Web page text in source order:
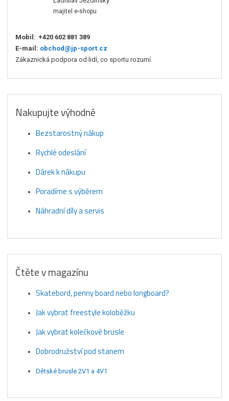
majitel e-shopu
Mobil: +420 602 881 389
E-mail: obchod@jp-sport.cz
Zákaznická podpora od lidí, co sportu rozumí.
Nakupujte výhodně
Bezstarostný nákup
Rychlé odeslání
Dárek k nákupu
Poradíme s výběrem
Náhradní díly a servis
Čtěte v magazínu
Skatebord, penny board nebo longboard?
Jak vybrat freestyle koloběžku
Jak vybrat kolečkové brusle
Dobrodružství pod stanem
Dětské brusle 2V1 a 4V1